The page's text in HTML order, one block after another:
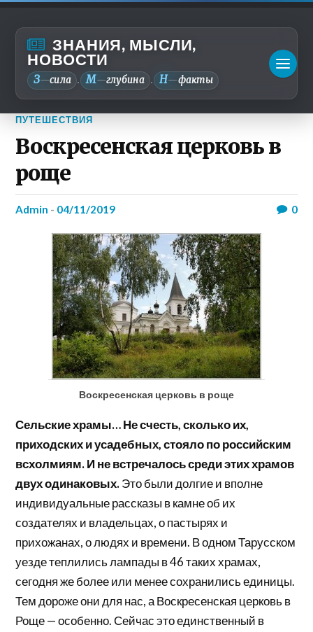
ЗНАНИЯ, МЫСЛИ,
НОВОСТИ
З—сила . М—глубина . Н—факты
ПУТЕШЕСТВИЯ
Воскресенская церковь в
роще
admin - 04/11/2019 0
Воскресенская церковь в роще
Сельские храмы… Не счесть, сколько их,
приходских и усадебных, стояло по российским
всхолмиям. И не встречалось среди этих храмов
двух одинаковых.Это были долгие и вполне
индивидуальные рассказы в камне об их
создателях и владельцах, о пастырях и
прихожанах, о людях и времени. В одном Тарусском
уезде теплились лампады в 46 таких храмах,
сегодня же более или менее сохранились единицы.
Тем дороже они для нас, а Воскресенская церковь в
Роще — особенно. Сейчас это единственный в